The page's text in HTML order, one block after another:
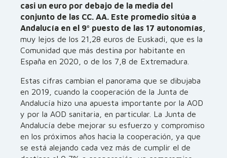
casi un euro por debajo de la media del
conjunto de las CC. AA. Este promedio sitúa a
Andalucía en el 9º puesto de las 17 autonomías,
muy lejos de los 21,28 euros de Euskadi, que es la
Comunidad que más destina por habitante en
España en 2020, o de los 7,8 de Extremadura.
Estas cifras cambian el panorama que se dibujaba
en 2019, cuando la cooperación de la Junta de
Andalucía hizo una apuesta importante por la AOD
y por la AOD sanitaria, en particular. La Junta de
Andalucía debe mejorar su esfuerzo y compromiso
en los próximos años hacia la cooperación, ya que
se está alejando cada vez más de cumplir el de